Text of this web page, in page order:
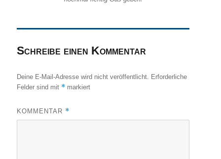
Schreibe einen Kommentar
Deine E-Mail-Adresse wird nicht veröffentlicht.
Erforderliche
Felder sind mit * markiert
KOMMENTAR *